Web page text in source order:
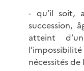
- qu’il soit,
succession,
atteint
nécessités de